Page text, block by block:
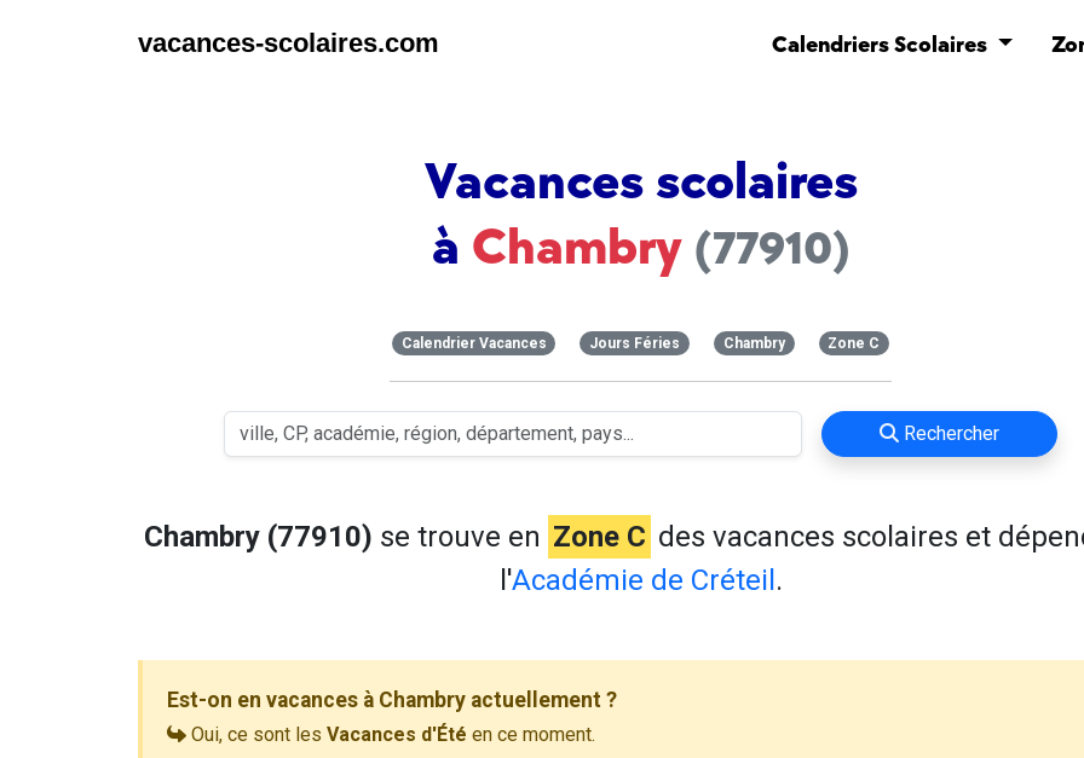
vacances-scolaires.com Calendriers Scolaires
Vacances scolaires
à Chambry (77910)
Calendrier Vacances Jours Féries Chambry Zone C
Rechercher
Chambry (77910) se trouve en Zone C des vacances scolaires et
l'Académie de Créteil .
Est-on en vacances à Chambry actuellement ?
Oui, ce sont les Vacances d'Été en ce moment.